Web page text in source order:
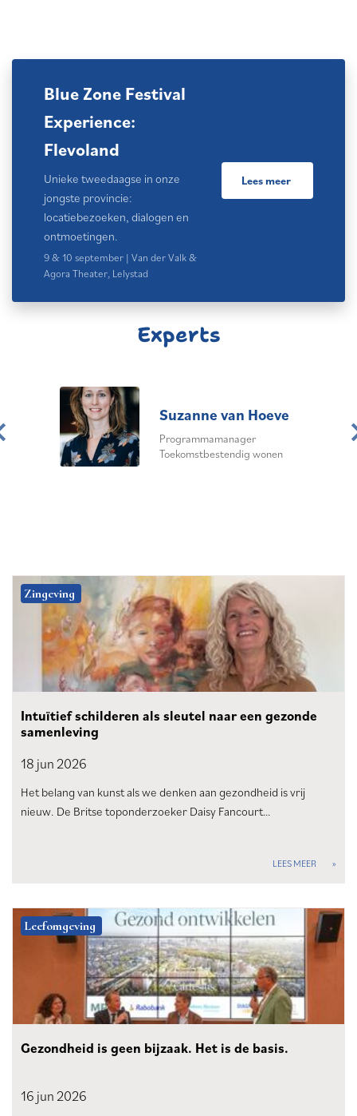
Blue Zone Festival
Experience:
Flevoland
Unieke tweedaagse in onze
jongste provincie:
locatiebezoeken, dialogen en
ontmoetingen.
9 & 10 september | Van der Valk &
Agora Theater, Lelystad
Lees meer
Experts
Suzanne van Hoeve
Programmamanager
Toekomstbestendig wonen
Zingeving
Intuïtief schilderen als sleutel naar een gezonde
samenleving
18 jun 2026
Het belang van kunst als we denken aan gezondheid is vrij
nieuw. De Britse toponderzoeker Daisy Fancourt…
LEES MEER
Leefomgeving
Gezondheid is geen bijzaak. Het is de basis.
16 jun 2026